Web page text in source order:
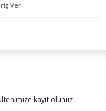
Ver
kayıt olunuz.